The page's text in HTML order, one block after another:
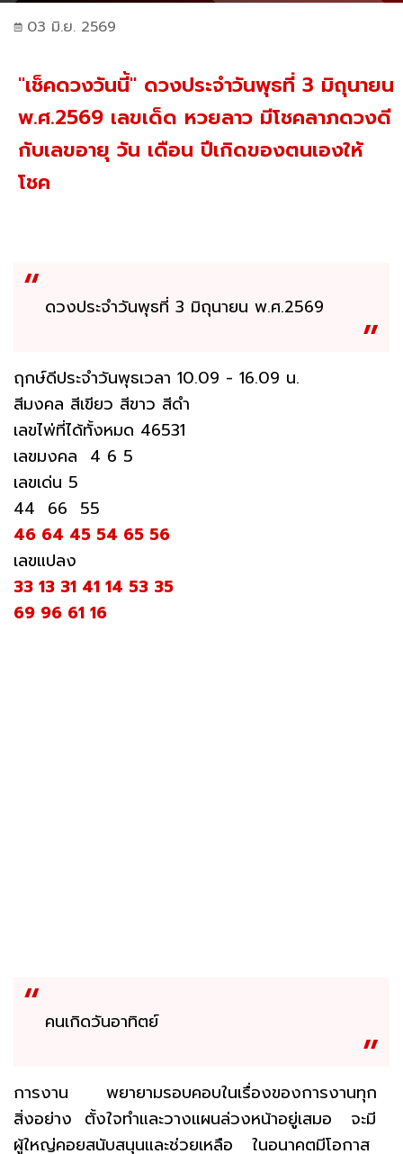
03 มิ.ย. 2569
"เช็คดวงวันนี้" ดวงประจำวันพุธที่ 3 มิถุนายน
พ.ศ.2569 เลขเด็ด หวยลาว มีโชคลาภดวงดี
กับเลขอายุ วัน เดือน ปีเกิดของตนเองให้
โชค
ดวงประจำวันพุธที่ 3 มิถุนายน พ.ศ.2569
ฤกษ์ดีประจำวันพุธเวลา 10.09 - 16.09 น.
สีมงคล สีเขียว สีขาว สีดำ
เลขไพ่ที่ได้ทั้งหมด 46531
เลขมงคล 4 6 5
เลขเด่น 5
44 66 55
46 64 45 54 65 56
เลขแปลง
33 13 31 41 14 53 35
69 96 61 16
คนเกิดวันอาทิตย์
การงาน พยายามรอบคอบในเรื่องของการงานทุก
สิ่งอย่าง ตั้งใจทำและวางแผนล่วงหน้าอยู่เสมอ จะมี
ผู้ใหญ่คอยสนับสนุนและช่วยเหลือ ในอนาคตมีโอกาส